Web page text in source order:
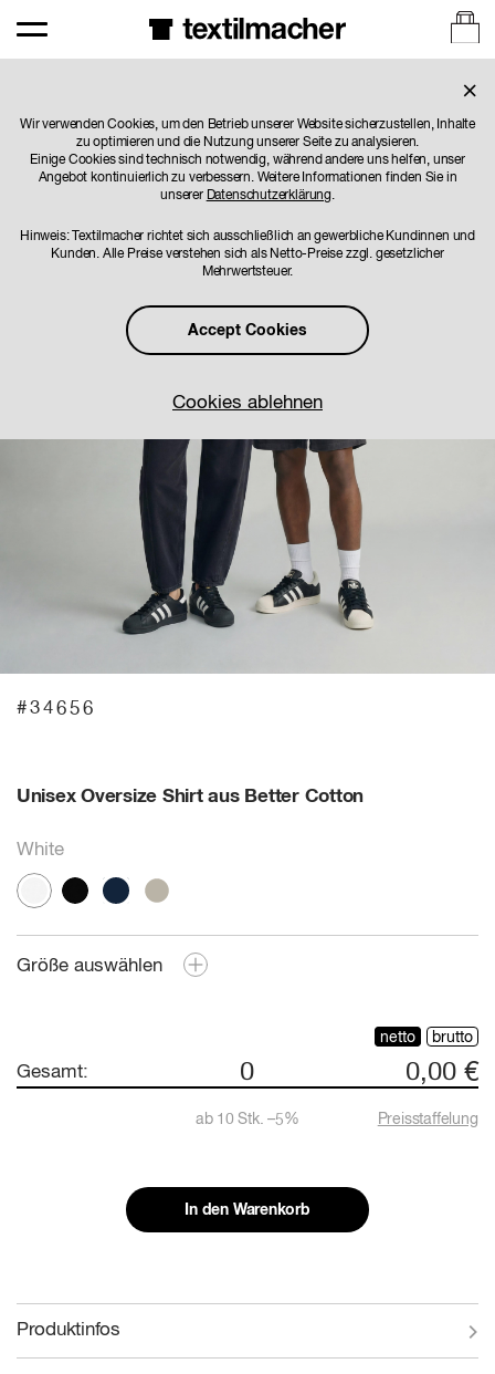
×
Wir verwenden Cookies, um den Betrieb unserer Website sicherzustellen, Inhalte
zu optimieren und die Nutzung unserer Seite zu analysieren.
Einige Cookies sind technisch notwendig, während andere uns helfen, unser
Angebot kontinuierlich zu verbessern. Weitere Informationen finden Sie in
unserer Datenschutzerklärung.
Hinweis: Textilmacher richtet sich ausschließlich an gewerbliche Kundinnen und
Kunden. Alle Preise verstehen sich als Netto-Preise zzgl. gesetzlicher
Mehrwertsteuer.
Accept Cookies
Cookies ablehnen
1/3
#34656
Unisex Oversize Shirt aus Better Cotton
White
Größe auswählen
netto brutto
Gesamt: 0 0,00 €
ab 10 Stk. –5% Preisstaffelung
In den Warenkorb
Produktinfos